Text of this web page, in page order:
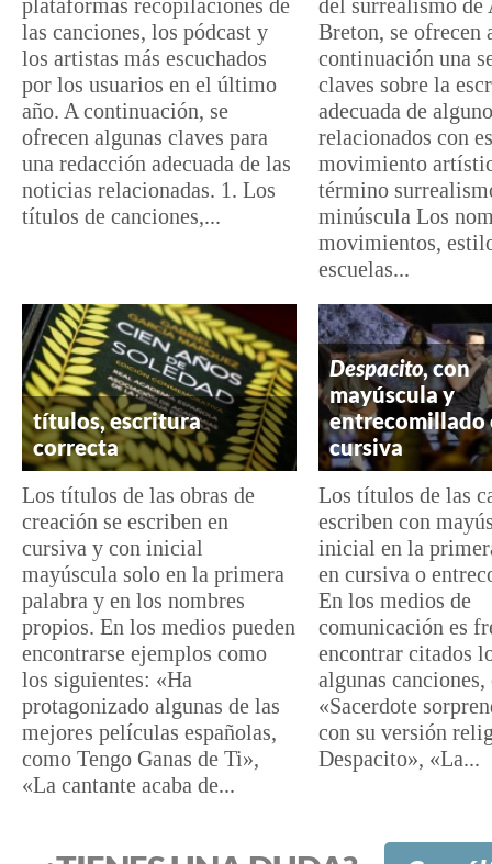
plataformas recopilaciones de
las canciones, los pódcast y
los artistas más escuchados
por los usuarios en el último
año. A continuación, se
ofrecen algunas claves para
una redacción adecuada de las
noticias relacionadas. 1. Los
títulos de canciones,...
del surrealismo de
Breton, se ofrecen
continuación una
claves sobre la
adecuada de
relacionados con
movimiento
término
minúscula Los
movimientos,
escuelas...
títulos, escritura
correcta
Los títulos de las obras de
creación se escriben en
cursiva y con inicial
mayúscula solo en la primera
palabra y en los nombres
propios. En los medios pueden
encontrarse ejemplos como
los siguientes: «Ha
protagonizado algunas de las
mejores películas españolas,
como Tengo Ganas de Ti»,
«La cantante acaba de...
Despacito, con
mayúscula y
entrecomillado
cursiva
Los títulos de las
escriben con
inicial en la
en cursiva o
En los medios de
comunicación es
encontrar citados
algunas canciones,
«Sacerdote
con su versión
Despacito», «La...